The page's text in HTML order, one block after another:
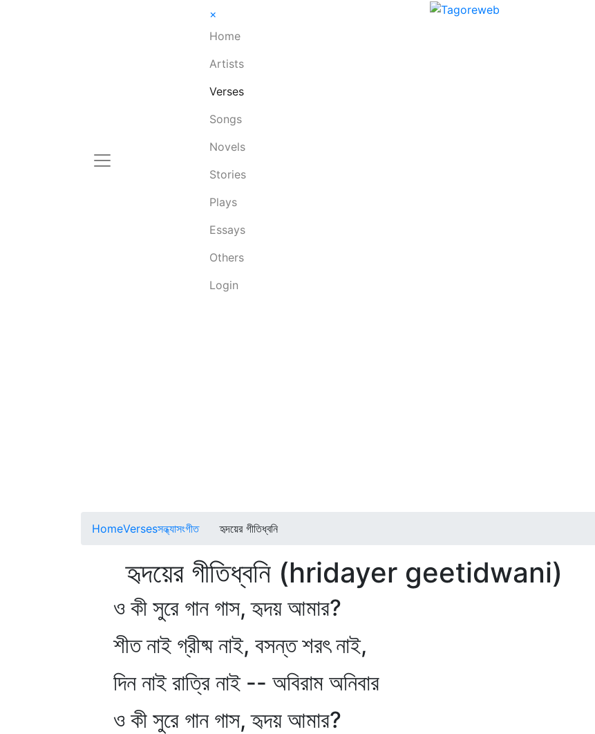
×
Home
Artists
Verses
Songs
Novels
Stories
Plays
Essays
Others
Login
HomeVersesসন্ধ্যাসংগীতহৃদয়ের গীতিধ্বনি
হৃদয়ের গীতিধ্বনি (hridayer geetidwani)
ও কী সুরে গান গাস, হৃদয় আমার?
শীত নাই গ্রীষ্ম নাই, বসন্ত শরৎ নাই,
দিন নাই রাত্রি নাই -- অবিরাম অনিবার
ও কী সুরে গান গাস, হৃদয় আমার?